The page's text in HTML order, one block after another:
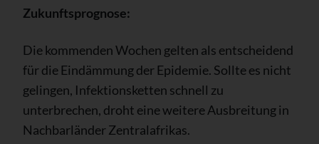
Zukunftsprognose:
Die kommenden Wochen gelten als entscheidend
für die Eindämmung der Epidemie. Sollte es nicht
gelingen, Infektionsketten schnell zu
unterbrechen, droht eine weitere Ausbreitung in
Nachbarländer Zentralafrikas.